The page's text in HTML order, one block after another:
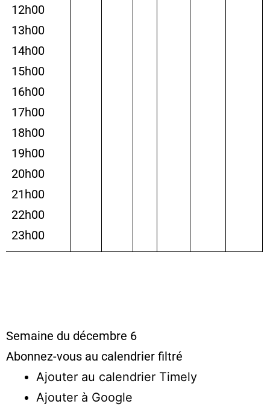
12h00
13h00
14h00
15h00
16h00
17h00
18h00
19h00
20h00
21h00
22h00
23h00
Semaine du décembre 6
Abonnez-vous au calendrier filtré
Ajouter au calendrier Timely
Ajouter à Google